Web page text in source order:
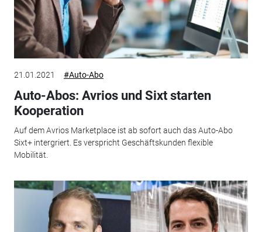
21.01.2021 #Auto-Abo
Auto-Abos: Avrios und Sixt starten
Kooperation
Auf dem Avrios Marketplace ist ab sofort auch das Auto-Abo
Sixt+ intergriert. Es verspricht Geschäftskunden flexible
Mobilität.